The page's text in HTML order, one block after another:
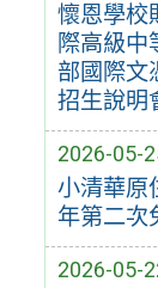
懷恩學校
際高級中
部國際文
招生說明
2026-05-
小清華原
年第二次
2026-05-